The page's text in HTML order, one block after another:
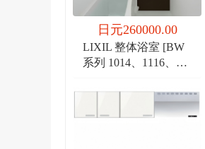
日元260000.00
LIXIL 整体浴室 [BW
系列 1014、1116、